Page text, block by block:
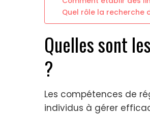
Quel rôle la recherche
Quelles sont
?
Les compétences de
individus à gérer